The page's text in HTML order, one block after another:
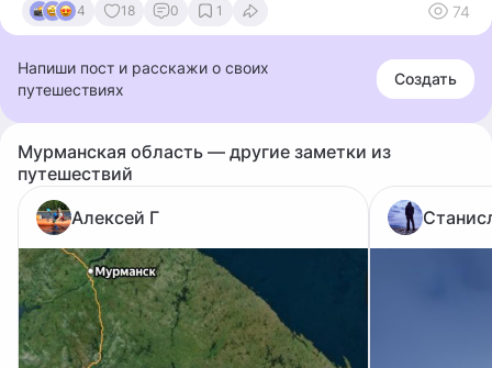
4 18 0 1 74
Напиши пост и расскажи о своих
путешествиях
Создать
Мурманская область — другие заметки из
путешествий
Алексей Г